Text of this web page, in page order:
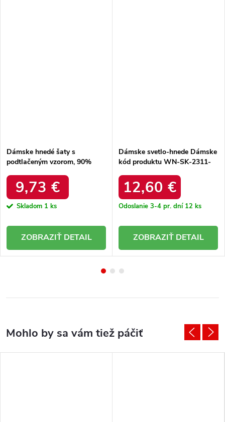
Dámske hnedé šaty s
podtlačeným vzorom, 90%
produktu LK-SK-508241-
1.18P
9,73 €
Skladom 1 ks
DETAIL
Dámske svetlo-hnede Dámske
kód produktu WN-SK-2311-
12,60 €
Odoslanie 3-4 pr. dní 12 ks
DETAIL